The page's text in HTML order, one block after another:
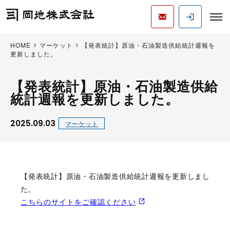
HOME マーケット
【発表統計】原油・石油製造供給統計週報を
更新しました。
【発表統計】原油・石油製造供給
統計週報を更新しました。
2025.09.03 マーケット
【発表統計】原油・石油製造供給統計週報を更新しまし
た。
こちらのサイトをご確認ください